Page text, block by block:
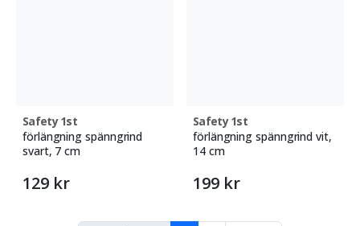
Safety 1st
förlängning spänngrind
svart, 7 cm
129 kr
Safety 1st
förlängning spänngrind vit,
14 cm
199 kr